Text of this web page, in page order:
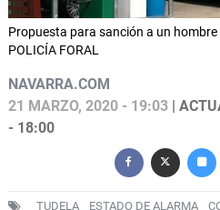
Propuesta para sanción a un
POLICÍA FORAL
NAVARRA.COM
21 MARZO, 2020 - 19:03 |
- 18:00
TUDELA ESTADO DE ALARMA